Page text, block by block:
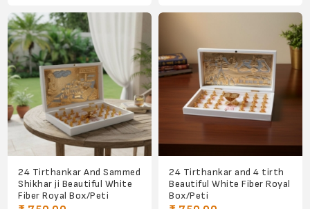
24 Tirthankar And Sammed
Shikhar ji Beautiful White
Fiber Royal Box/Peti
24 Tirthankar and 4 tirth
Beautiful White Fiber Royal
Box/Peti